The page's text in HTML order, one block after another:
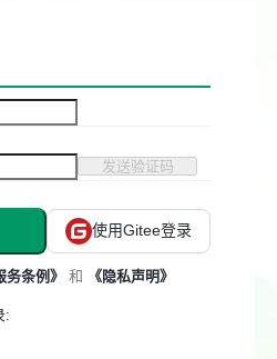
发送验证码
使用Gitee登录
务条例》 和 《隐私声明》
: